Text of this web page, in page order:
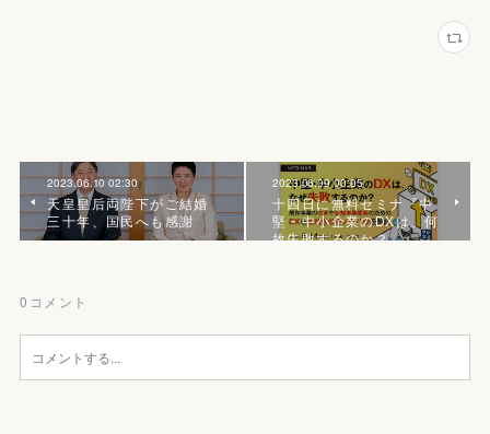
2023.06.10 02:30
天皇皇后両陛下がご結婚
三十年、国民へも感謝
2023.06.09 00:05
十四日に無料セミナ『中
堅・中小企業のDXは、何
故失敗するのか？』
0 コメント